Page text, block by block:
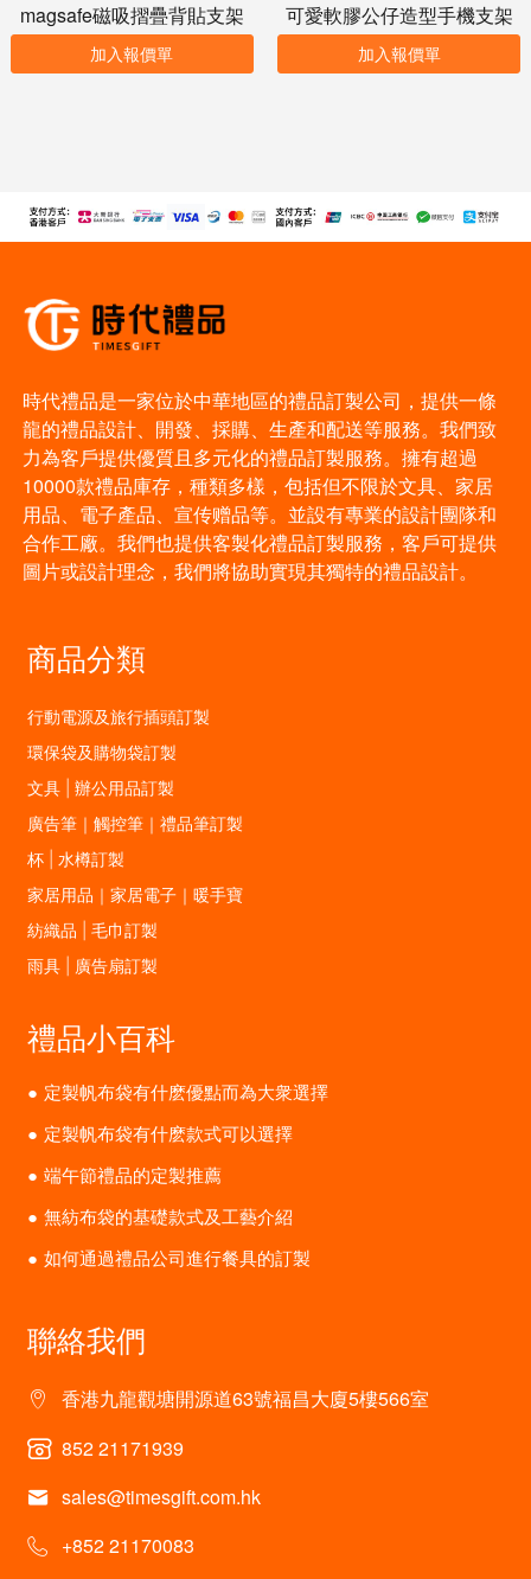
magsafe磁吸摺疊背貼支架
加入報價單
可愛軟膠公仔造型手機支架
加入報價單
時代禮品是一家位於中華地區的禮品訂製公司，提供一條
龍的禮品設計、開發、採購、生產和配送等服務。我們致
力為客戶提供優質且多元化的禮品訂製服務。擁有超過
10000款禮品庫存，種類多樣，包括但不限於文具、家居
用品、電子產品、宣传赠品等。並設有專業的設計團隊和
合作工廠。我們也提供客製化禮品訂製服務，客戶可提供
圖片或設計理念，我們將協助實現其獨特的禮品設計。
商品分類
行動電源及旅行插頭訂製
環保袋及購物袋訂製
文具 | 辦公用品訂製
廣告筆｜觸控筆｜禮品筆訂製
杯 | 水樽訂製
家居用品｜家居電子｜暖手寶
紡織品 | 毛巾訂製
雨具 | 廣告扇訂製
禮品小百科
定製帆布袋有什麽優點而為大衆選擇
定製帆布袋有什麽款式可以選擇
端午節禮品的定製推薦
無紡布袋的基礎款式及工藝介紹
如何通過禮品公司進行餐具的訂製
聯絡我們
香港九龍觀塘開源道63號福昌大廈5樓566室
852 21171939
sales@timesgift.com.hk
+852 21170083